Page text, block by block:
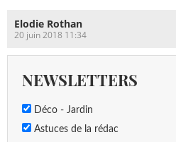
Elodie Rothan
20 juin 2018 11:34
NEWSLETTERS
Déco - Jardin
Astuces de la rédac